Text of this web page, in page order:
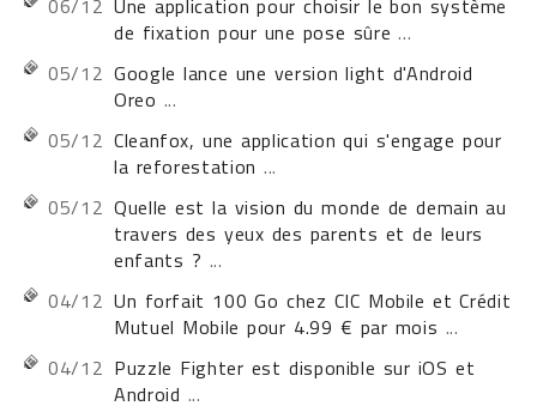
06/12 Une application pour choisir le bon système
de fixation pour une pose sûre ...
05/12 Google lance une version light d'Android
Oreo ...
05/12 Cleanfox, une application qui s'engage pour
la reforestation ...
05/12 Quelle est la vision du monde de demain au
travers des yeux des parents et de leurs
enfants ? ...
04/12 Un forfait 100 Go chez CIC Mobile et Crédit
Mutuel Mobile pour 4.99 € par mois ...
04/12 Puzzle Fighter est disponible sur iOS et
Android ...